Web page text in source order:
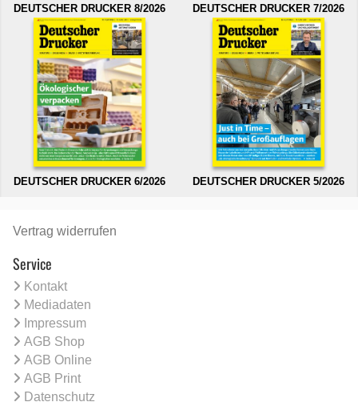
DEUTSCHER DRUCKER 8/2026 DEUTSCHER DRUCKER 7/2026
DEUTSCHER DRUCKER 6/2026 DEUTSCHER DRUCKER 5/2026
Vertrag widerrufen
Service
Kontakt
Mediadaten
Impressum
AGB Shop
AGB Online
AGB Print
Datenschutz